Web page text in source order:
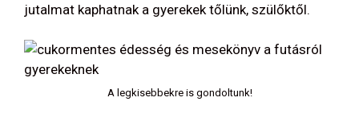
jutalmat kaphatnak a gyerekek tőlünk, szülőktől.
A legkisebbekre is gondoltunk!